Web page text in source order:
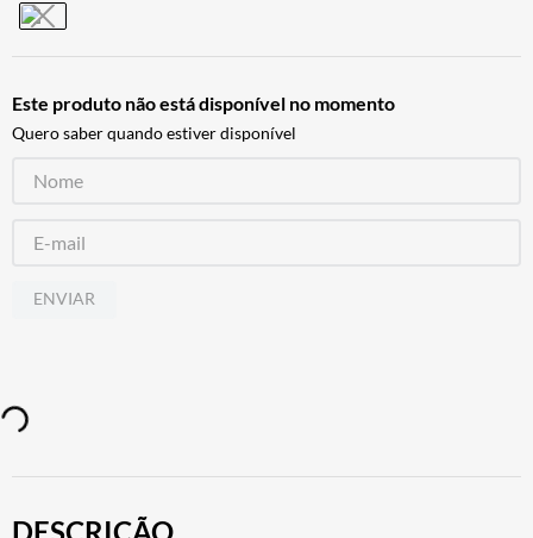
Este produto não está disponível no momento
Quero saber quando estiver disponível
ENVIAR
DESCRIÇÃO